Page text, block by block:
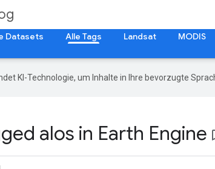
Datasets Alle Tags Landsat MODIS
KI-Technologie, um Inhalte in Ihre bevorzugte
alos in Earth Engine